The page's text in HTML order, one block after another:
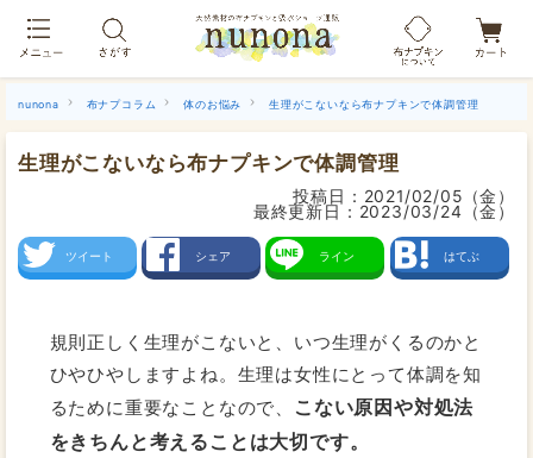
nunona 布ナプコラム 体のお悩み 生理がこないなら布ナプキンで体調管理
生理がこないなら布ナプキンで体調管理
投稿日： 2021/02/05（金）
最終更新日： 2023/03/24（金）
ツイート シェア ライン はてぶ
規則正しく生理がこないと、いつ生理がくるのかと
ひやひやしますよね。生理は女性にとって体調を知
るために重要なことなので、
こない原因や対処法
をきちんと考えることは大切です。